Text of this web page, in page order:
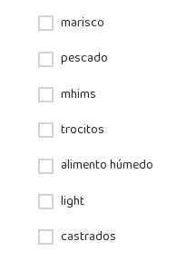
marisco
pescado
mhims
trocitos
alimento húmedo
light
castrados